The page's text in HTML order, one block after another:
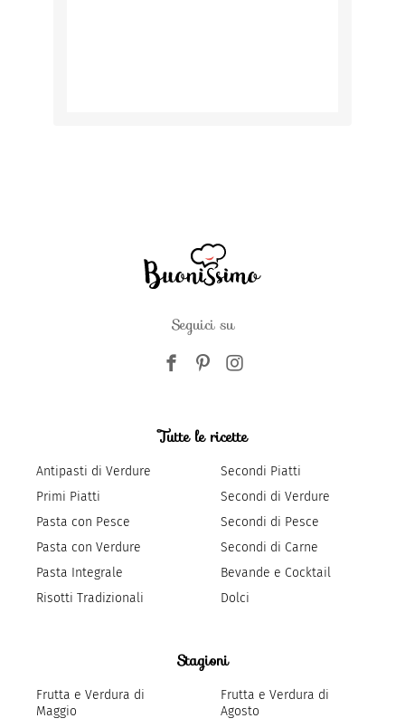
Seguici su
Tutte le ricette
Antipasti di Verdure
Primi Piatti
Pasta con Pesce
Pasta con Verdure
Pasta Integrale
Risotti Tradizionali
Secondi Piatti
Secondi di Verdure
Secondi di Pesce
Secondi di Carne
Bevande e Cocktail
Dolci
Stagioni
Frutta e Verdura di
Maggio
Frutta e Verdura di
Agosto